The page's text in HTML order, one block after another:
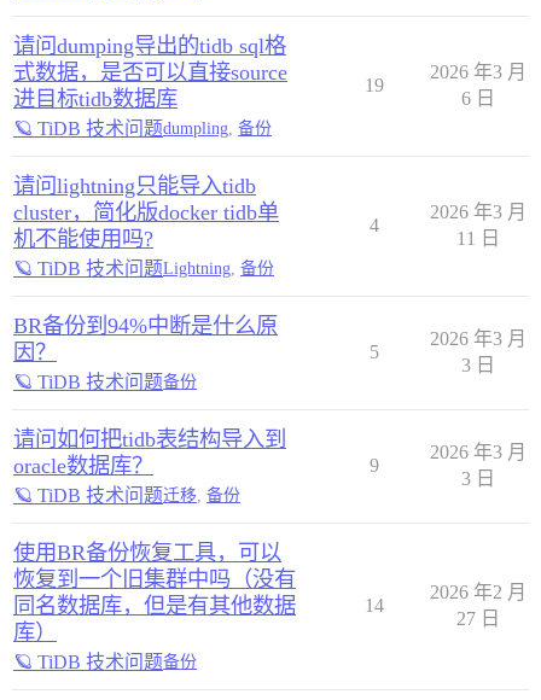
请问dumping导出的tidb sql格
式数据，是否可以直接source
进目标tidb数据库
🪐 TiDB 技术问题dumpling 备份
19
2026 年3 月
6 日
请问lightning只能导入tidb
cluster，简化版docker tidb单
机不能使用吗?
🪐 TiDB 技术问题Lightning 备份
4
2026 年3 月
11 日
BR备份到94%中断是什么原
因？
🪐 TiDB 技术问题备份
5
2026 年3 月
3 日
请问如何把tidb表结构导入到
oracle数据库？
🪐 TiDB 技术问题迁移 备份
9
2026 年3 月
3 日
使用BR备份恢复工具，可以
恢复到一个旧集群中吗（没有
同名数据库，但是有其他数据
库）
🪐 TiDB 技术问题备份
14
2026 年2 月
27 日